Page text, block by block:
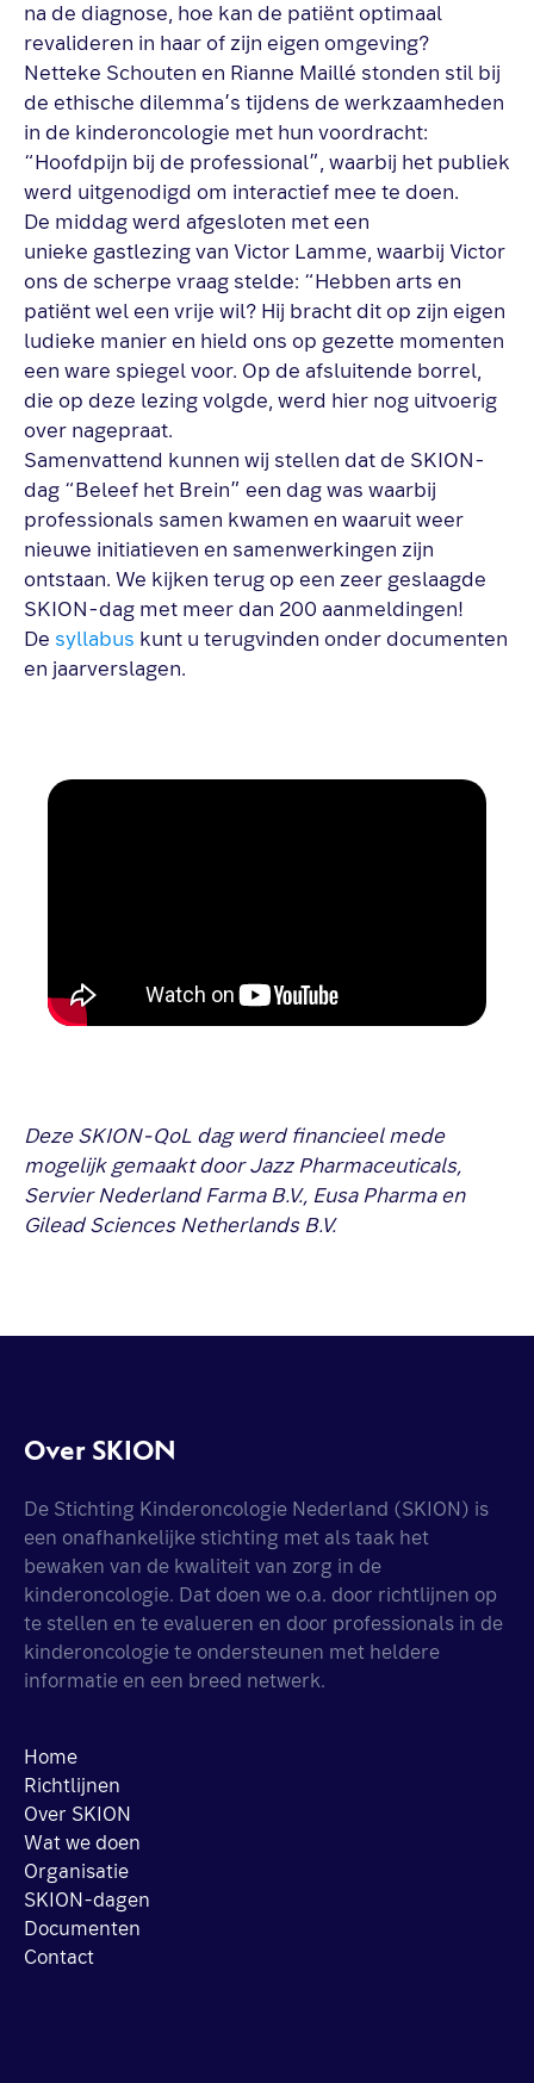
na de diagnose, hoe kan de patiënt optimaal
revalideren in haar of zijn eigen omgeving?
Netteke Schouten en Rianne Maillé stonden stil bij
de ethische dilemma’s tijdens de werkzaamheden
in de kinderoncologie met hun voordracht:
“Hoofdpijn bij de professional”, waarbij het publiek
werd uitgenodigd om interactief mee te doen.
De middag werd afgesloten met een
unieke gastlezing van Victor Lamme, waarbij Victor
ons de scherpe vraag stelde: “Hebben arts en
patiënt wel een vrije wil? Hij bracht dit op zijn eigen
ludieke manier en hield ons op gezette momenten
een ware spiegel voor. Op de afsluitende borrel,
die op deze lezing volgde, werd hier nog uitvoerig
over nagepraat.
Samenvattend kunnen wij stellen dat de SKION-
dag “Beleef het Brein” een dag was waarbij
professionals samen kwamen en waaruit weer
nieuwe initiatieven en samenwerkingen zijn
ontstaan. We kijken terug op een zeer geslaagde
SKION-dag met meer dan 200 aanmeldingen!
De syllabus kunt u terugvinden onder documenten
en jaarverslagen.
Deze SKION-QoL dag werd financieel mede
mogelijk gemaakt door Jazz Pharmaceuticals,
Servier Nederland Farma B.V., Eusa Pharma en
Gilead Sciences Netherlands B.V.
Over SKION
De Stichting Kinderoncologie Nederland (SKION) is
een onafhankelijke stichting met als taak het
bewaken van de kwaliteit van zorg in de
kinderoncologie. Dat doen we o.a. door richtlijnen op
te stellen en te evalueren en door professionals in de
kinderoncologie te ondersteunen met heldere
informatie en een breed netwerk.
Home
Richtlijnen
Over SKION
Wat we doen
Organisatie
SKION-dagen
Documenten
Contact